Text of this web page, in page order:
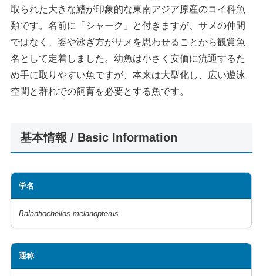
取られた大きな鰭が印象的な東南アジア原産のコイ科魚
類です。名前に「シャーク」と付きますが、サメの仲間
ではなく、姿や泳ぎ方がサメを思わせることから観賞魚
名として定着しました。幼魚は小さく安価に流通するた
め手に取りやすい魚ですが、本来は大型化し、広い遊泳
空間と群れでの飼育を必要とする魚です。
基本情報 / Basic Information
学名
Balantiocheilos melanopterus
通称